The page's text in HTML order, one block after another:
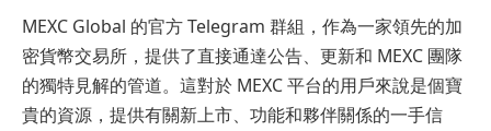
MEXC Global 的官方 Telegram 群組，作為一家領先的加
密貨幣交易所，提供了直接通達公告、更新和 MEXC 團隊
的獨特見解的管道。這對於 MEXC 平台的用戶來說是個寶
貴的資源，提供有關新上市、功能和夥伴關係的一手信